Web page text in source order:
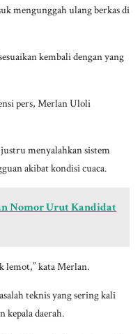
mengunggah ulang berkas di
kembali dengan yang
pers, Merlan Uloli
menyalahkan sistem
akibat kondisi cuaca.
Nomor Urut Kandidat
lemot,” kata Merlan.
teknis yang sering kali
kepala daerah.